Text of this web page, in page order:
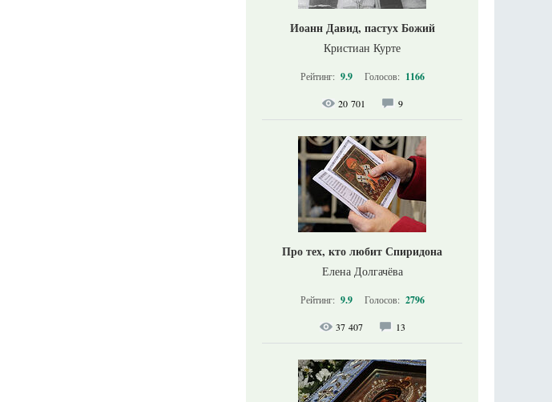
Иоанн Давид, пастух Божий
Кристиан Курте
Рейтинг: 9.9 Голосов: 1166
20 701 9
Про тех, кто любит Спиридона
Елена Долгачёва
Рейтинг: 9.9 Голосов: 2796
37 407 13